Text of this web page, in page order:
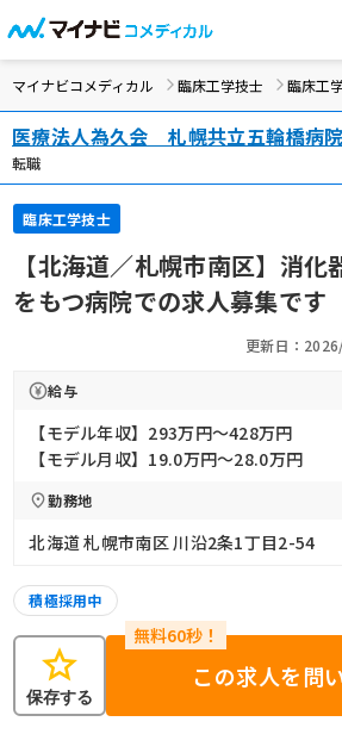
マイナビコメディカル 臨床工学技士 臨床工
医療法人為久会 札幌共立五輪橋病院
転職
臨床工学技士
【北海道／札幌市南区】消
をもつ病院での求人募集です
更新日：
給与
【モデル年収】293万円〜428万円
【モデル月収】19.0万円〜28.0万円
勤務地
北海道 札幌市南区 川沿2条1丁目2-54
積極採用中
star
保存する
この求人を問